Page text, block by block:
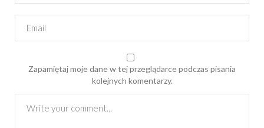
Zapamiętaj moje dane w tej przeglądarce podczas pisania
kolejnych komentarzy.